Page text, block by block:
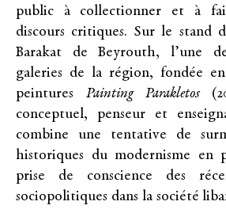
public à collectionner et à
discours critiques. Sur le stand
Barakat de Beyrouth, l’une
galeries de la région, fondée
peintures Painting Parakletos
conceptuel, penseur et
combine une tentative de
historiques du modernisme en
prise de conscience des
sociopolitiques dans la société